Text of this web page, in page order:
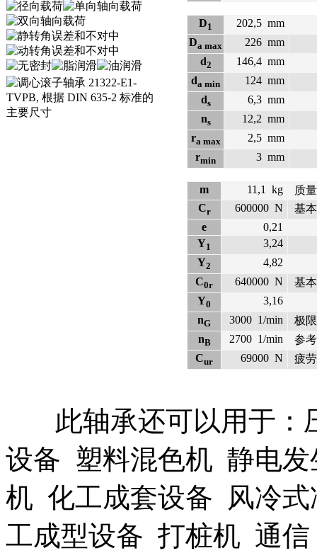
D1 202,5 mm
Da max 226 mm
d2 146,4 mm
da min 124 mm
ds 6,3 mm
ns 12,2 mm
ra max 2,5 mm
rmin 3 mm
m 11,1 kg
质量
Cr 600000 N
基
e
0,21
Y1
3,24
Y2
4,82
C0r 640000 N
基
Y0
3,16
nG 3000 1/min
极
nB 2700 1/min
参
Cur 69000 N 疲
此轴承还可以用于：
设备 塑料混色机 静电
机 化工成套设备 风冷
工成型设备 打桩机 通